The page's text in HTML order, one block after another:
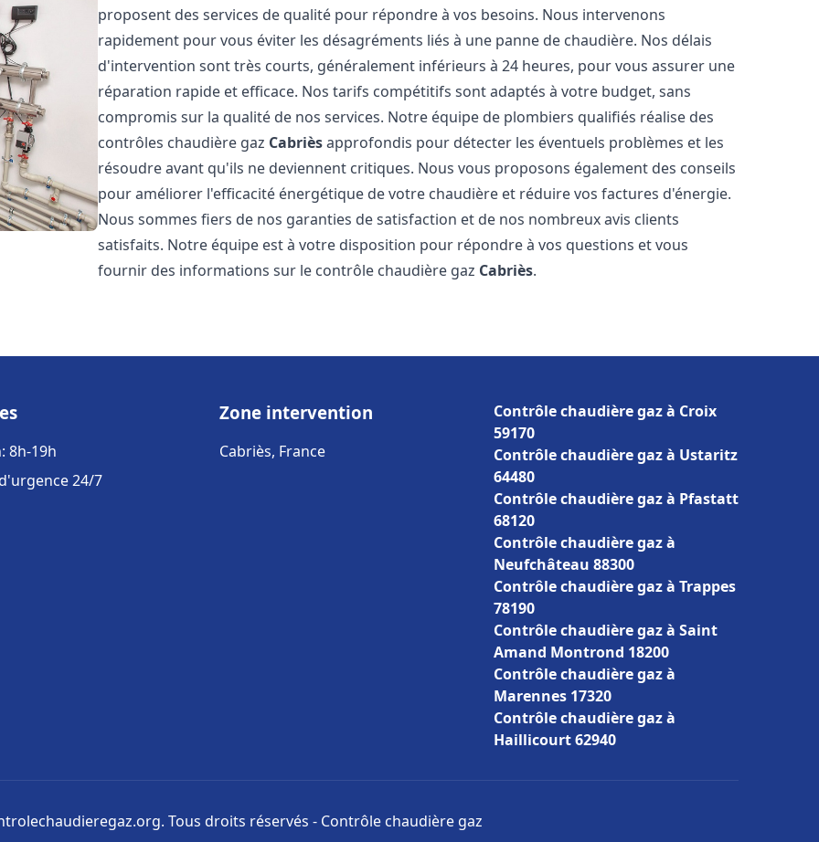
proposent des services de qualité pour répondre à vos besoins. Nous intervenons
rapidement pour vous éviter les désagréments liés à une panne de chaudière. Nos délais
d'intervention sont très courts, généralement inférieurs à 24 heures, pour vous assurer une
réparation rapide et efficace. Nos tarifs compétitifs sont adaptés à votre budget, sans
compromis sur la qualité de nos services. Notre équipe de plombiers qualifiés réalise des
contrôles chaudière gaz Cabrièsapprofondis pour détecter les éventuels problèmes et les
résoudre avant qu'ils ne deviennent critiques. Nous vous proposons également des conseils
pour améliorer l'efficacité énergétique de votre chaudière et réduire vos factures d'énergie.
Nous sommes fiers de nos garanties de satisfaction et de nos nombreux avis clients
satisfaits. Notre équipe est à votre disposition pour répondre à vos questions et vous
fournir des informations sur le contrôle chaudière gaz Cabriès.
8h-19h
24/7
Zone intervention
Cabriès, France
Contrôle chaudière gaz à Croix
59170
Contrôle chaudière gaz à Ustaritz
64480
Contrôle chaudière gaz à Pfastatt
68120
Contrôle chaudière gaz à
Neufchâteau 88300
Contrôle chaudière gaz à Trappes
78190
Contrôle chaudière gaz à Saint
Amand Montrond 18200
Contrôle chaudière gaz à
Marennes 17320
Contrôle chaudière gaz à
Haillicourt 62940
Tous droits réservés - Contrôle chaudière gaz